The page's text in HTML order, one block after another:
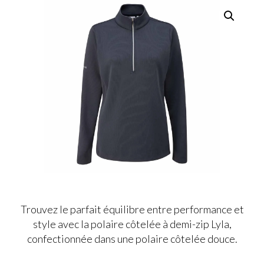
Trouvez le parfait équilibre entre performance et
style avec la polaire côtelée à demi-zip Lyla,
confectionnée dans une polaire côtelée douce.